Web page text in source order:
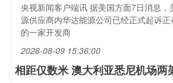
央视新闻客户端讯 据美国方面7日消息
源供应商内华达能源公司已经正式起诉
的一家开发商
2026-08-09 15:36:00
相距仅数米 澳大利亚悉尼机场两